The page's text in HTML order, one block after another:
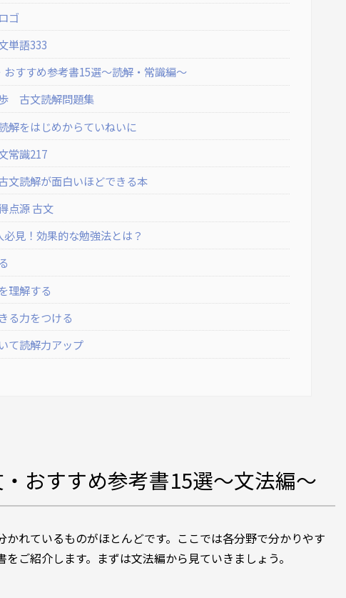
ゴ
単語333
おすすめ参考書15選〜読解・常識編〜
古文読解問題集
解をはじめからていねいに
常識217
文読解が面白いほどできる本
点源 古文
見！効果的な勉強法とは？
理解する
る力をつける
て読解力アップ
おすすめ参考書15選〜文法編〜
かれているものがほとんどです。ここでは各分野で分かりやす
ご紹介します。まずは文法編から見ていきましょう。